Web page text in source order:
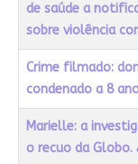
de saúde a
sobre violência
Crime filmado:
condenado a 8
Marielle: a
o recuo da Globo.